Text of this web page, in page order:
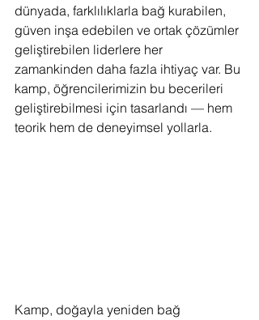
dünyada, farklılıklarla bağ kurabilen,
güven inşa edebilen ve ortak çözümler
geliştirebilen liderlere her
zamankinden daha fazla ihtiyaç var. Bu
kamp, öğrencilerimizin bu becerileri
geliştirebilmesi için tasarlandı — hem
teorik hem de deneyimsel yollarla.
Kamp, doğayla yeniden bağ